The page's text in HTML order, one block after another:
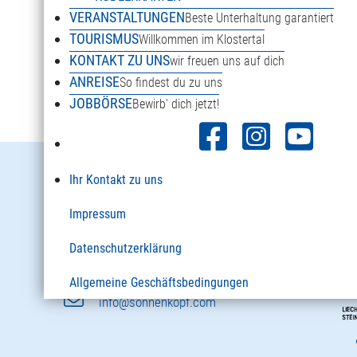
VERANSTALTUNGENBeste Unterhaltung garantiert
TOURISMUSWillkommen im Klostertal
KONTAKT ZU UNSwir freuen uns auf dich
ANREISESo findest du zu uns
JOBBÖRSEBewirb' dich jetzt!
Ihr Kontakt zu uns
Impressum
Datenschutzerklärung
Allgemeine Geschäftsbedingungen
Weitere Winterwandertipps
Danöfen 125a
info@sonnenkopf.com